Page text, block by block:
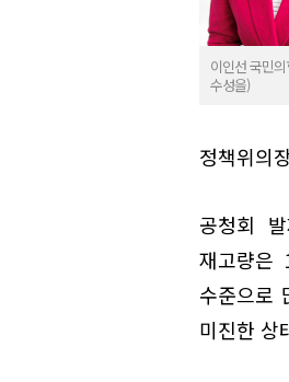
이인선 국민
수성을)
정책위의
공청회
재고량은
수준으로
미진한 상